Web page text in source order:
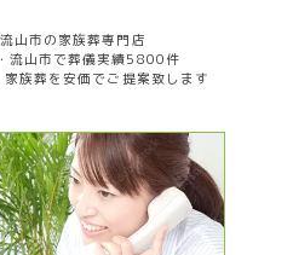
山市の家族葬専門店
流山市で葬儀実績5800件
族葬を安価でご提案致します